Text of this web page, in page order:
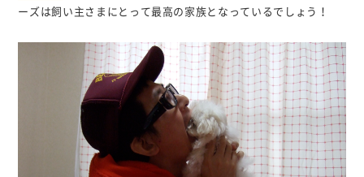
ーズは飼い主さまにとって最高の家族となっているでしょう！